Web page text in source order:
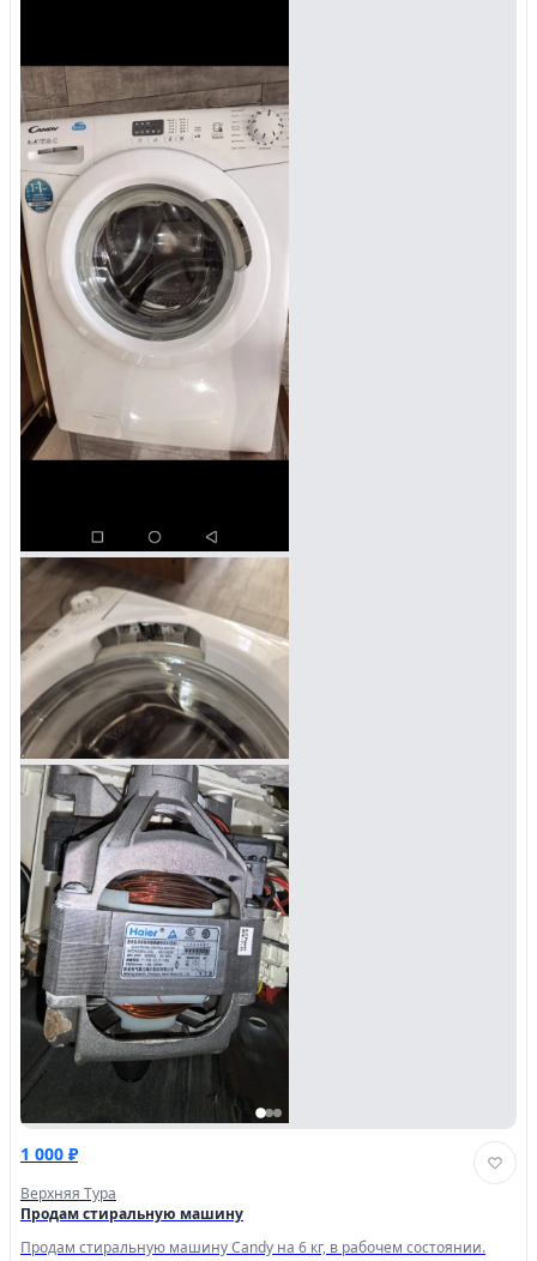
1 000 ₽
Верхняя Тура
Продам стиральную машину
Продам стиральную машину Саndy на 6 кг, в рабочем состоянии.